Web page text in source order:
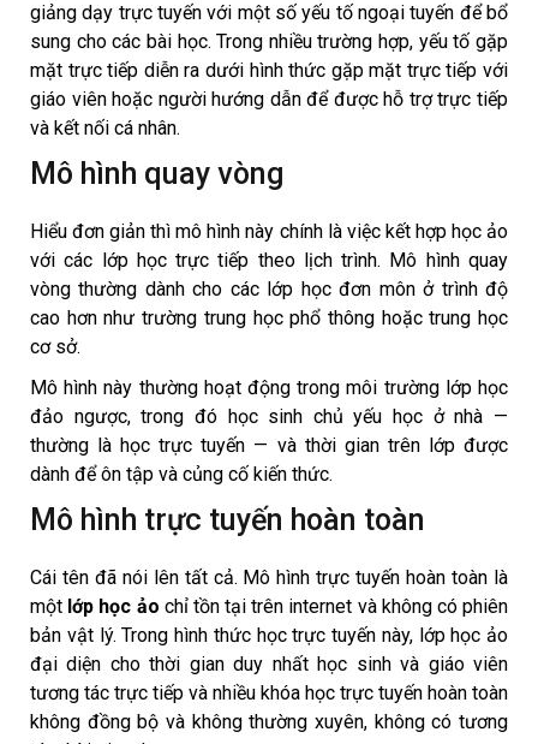
giảng dạy trực tuyến với một số yếu tố ngoại tuyến để bổ
sung cho các bài học. Trong nhiều trường hợp, yếu tố gặp
mặt trực tiếp diễn ra dưới hình thức gặp mặt trực tiếp với
giáo viên hoặc người hướng dẫn để được hỗ trợ trực tiếp
và kết nối cá nhân.
Mô hình quay vòng
Hiểu đơn giản thì mô hình này chính là việc kết hợp học ảo
với các lớp học trực tiếp theo lịch trình. Mô hình quay
vòng thường dành cho các lớp học đơn môn ở trình độ
cao hơn như trường trung học phổ thông hoặc trung học
cơ sở.
Mô hình này thường hoạt động trong môi trường lớp học
đảo ngược, trong đó học sinh chủ yếu học ở nhà —
thường là học trực tuyến — và thời gian trên lớp được
dành để ôn tập và củng cố kiến ​​thức.
Mô hình trực tuyến hoàn toàn
Cái tên đã nói lên tất cả. Mô hình trực tuyến hoàn toàn là
một lớp học ảo chỉ tồn tại trên internet và không có phiên
bản vật lý. Trong hình thức học trực tuyến này, lớp học ảo
đại diện cho thời gian duy nhất học sinh và giáo viên
tương tác trực tiếp và nhiều khóa học trực tuyến hoàn toàn
không đồng bộ và không thường xuyên, không có tương